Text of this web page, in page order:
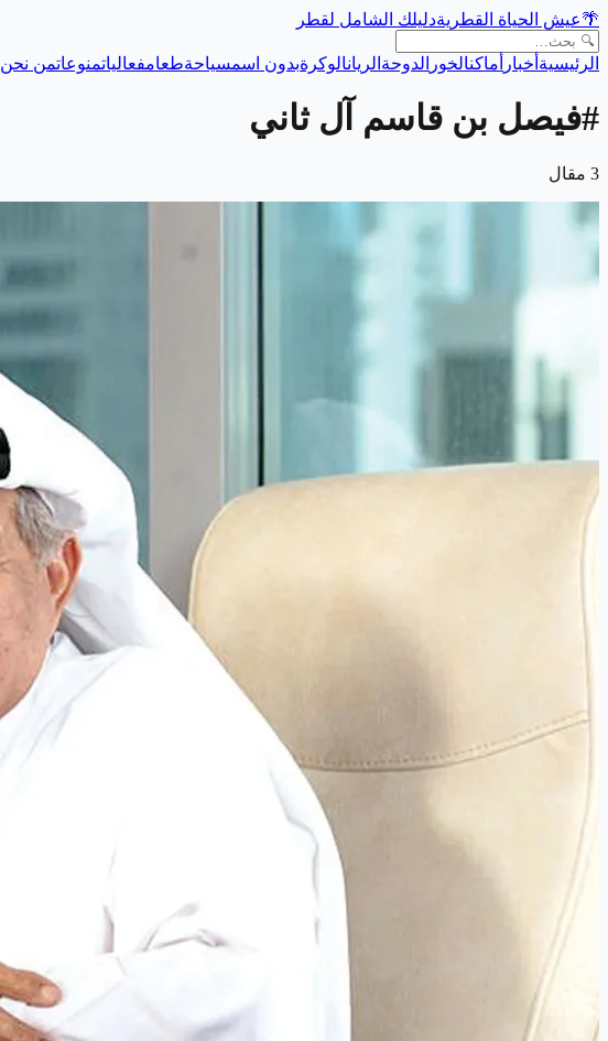
🌴عيش الحياة القطريةدليلك الشامل لقطر
الرئيسية أخبار أماكنالخور الدوحة الريانالوكرةبدون اسمسياحةطعامفعالياتمنوعاتمن نحن
#فيصل بن قاسم آل ثاني
3 مقال